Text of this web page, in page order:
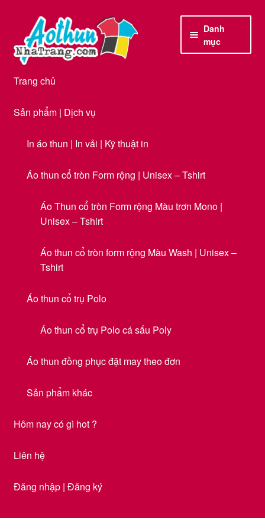
đến
Điều
hướng
Chuyển
đến
nội
dung
Danh
mục
Trang chủ
Sản phẩm | Dịch vụ
In áo thun | In vải | Kỹ thuật in
Áo thun cổ tròn Form rộng | Unisex – Tshirt
Áo Thun cổ tròn Form rộng Màu trơn Mono |
Unisex – Tshirt
Áo thun cổ tròn form rộng Màu Wash | Unisex –
Tshirt
Áo thun cổ trụ Polo
Áo thun cổ trụ Polo cá sấu Poly
Áo thun đồng phục đặt may theo đơn
Sản phẩm khác
Hôm nay có gì hot ?
Liên hệ
Đăng nhập | Đăng ký
Trang chủ